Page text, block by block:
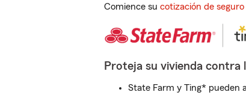
Comience su cotización de
Proteja su vivienda contra
State Farm y Ting* pueden